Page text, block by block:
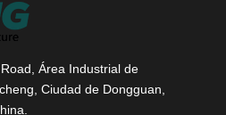
Área Industrial de
Ciudad de Dongguan,